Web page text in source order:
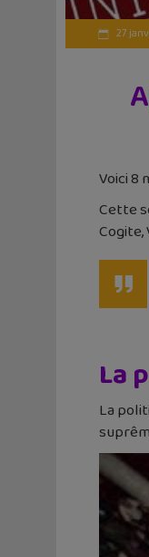
27
Voici 8
Cette
Cogite,
La
La